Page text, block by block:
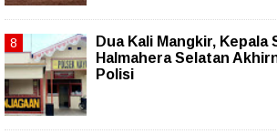
Dua Kali Mangkir, Kepala
Halmahera Selatan
Polisi